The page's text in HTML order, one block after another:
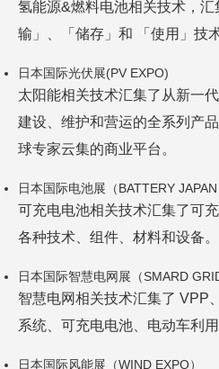
氢能源&燃料电池相关技术，
输」、「储存」和 「使用」技术
日本国际光伏展(PV EXPO)
太阳能相关技术汇集了从新一
建设、维护和营运的全系列产
球专家云集的商业平台。
日本国际电池展（BATTERY JAPAN
可充电电池相关技术汇集了可
各种技术、组件、材料和设备。
日本国际智慧电网展（SMARD
智慧电网相关技术汇集了 VPP
系统、可充电电池、电动车利用
日本国际风能展（WIND EXPO）